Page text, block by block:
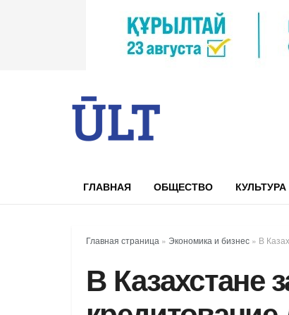
ГЛАВНАЯ ОБЩЕСТВО КУЛЬТУРА
Главная страница » Экономика и бизнес » В
В Казахстане